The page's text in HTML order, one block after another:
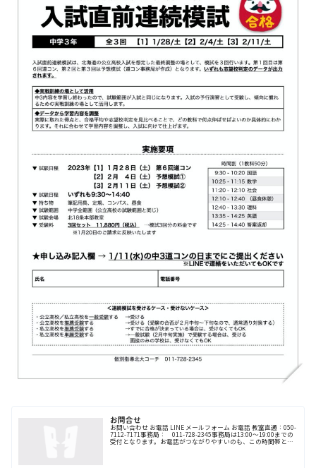
お問合せ
お問い合わせ お電話 LINE メールフォーム お電話 教室直通：050-
7112-7171事務局： 011-728-2345事務局は13:00〜19:00までの
受付となります。お電話がつながりやすいのも、この時間帯とな